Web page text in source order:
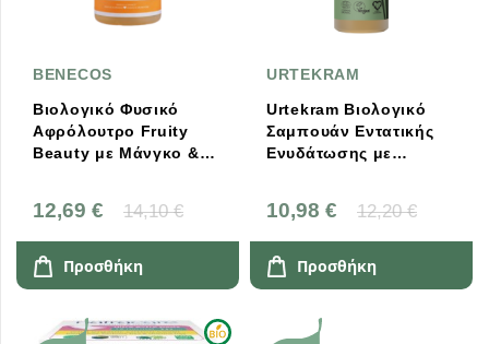
BENECOS
Βιολογικό Φυσικό
Αφρόλουτρο Fruity
Beauty με Μάνγκο &
Benecos
12,69 € 14,10 €
Προσθήκη
URTEKRAM
Urtekram Βιολογικό
Σαμπουάν Εντατικής
Ενυδάτωσης με
10,98 € 12,20 €
Προσθήκη